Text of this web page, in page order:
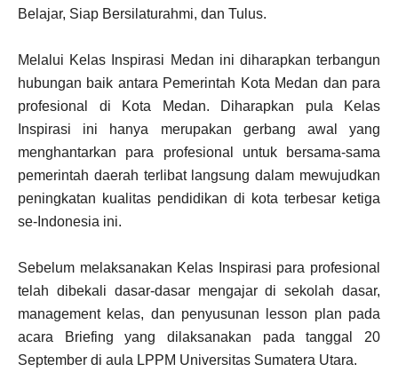
Belajar, Siap Bersilaturahmi, dan Tulus.
Melalui Kelas Inspirasi Medan ini diharapkan terbangun
hubungan baik antara Pemerintah Kota Medan dan para
profesional di Kota Medan. Diharapkan pula Kelas
Inspirasi ini hanya merupakan gerbang awal yang
menghantarkan para profesional untuk bersama-sama
pemerintah daerah terlibat langsung dalam mewujudkan
peningkatan kualitas pendidikan di kota terbesar ketiga
se-Indonesia ini.
Sebelum melaksanakan Kelas Inspirasi para profesional
telah dibekali dasar-dasar mengajar di sekolah dasar,
management kelas, dan penyusunan lesson plan pada
acara Briefing yang dilaksanakan pada tanggal 20
September di aula LPPM Universitas Sumatera Utara.